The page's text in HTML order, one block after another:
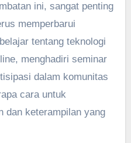
ini, sangat penting
memperbarui
tentang teknologi
menghadiri seminar
dalam komunitas
cara untuk
dan keterampilan yang